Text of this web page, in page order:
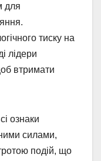
для
тиску на
лідери
втримати
ознаки
силами,
подій, що